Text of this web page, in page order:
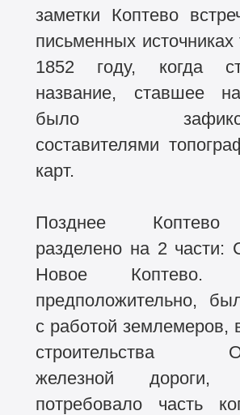
заметки Коптево
письменных источниках
1852 году, когда
название, ставшее
было
составителями
карт.
Позднее
разделено на 2 части:
Новое Коптево.
предположительно,
с работой землемеров,
строительства
железной дороги,
потребовало часть